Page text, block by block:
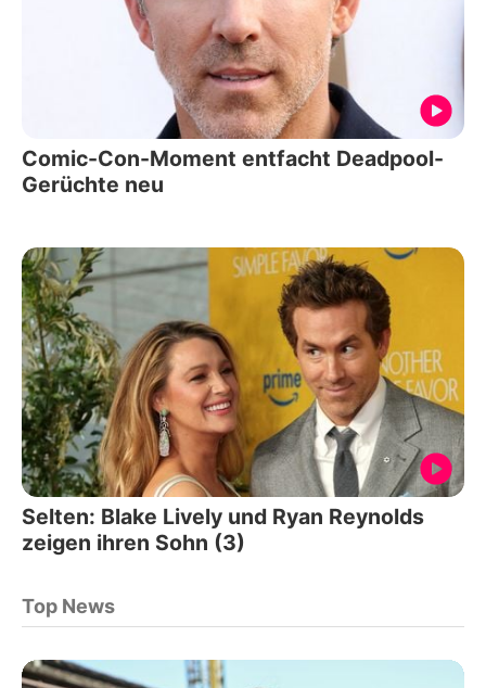
Comic-Con-Moment entfacht Deadpool-
Gerüchte neu
Selten: Blake Lively und Ryan Reynolds
zeigen ihren Sohn (3)
Top News